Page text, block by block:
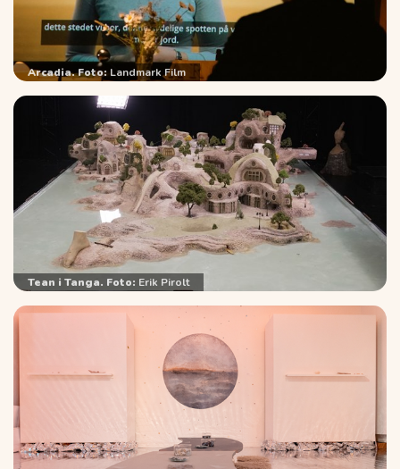
Arcadia. Foto: Landmark Film
Tean i Tanga. Foto: Erik Pirolt